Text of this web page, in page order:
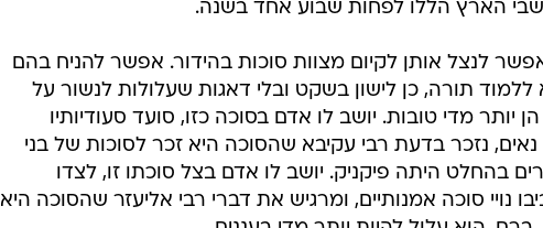
הארץ הללו לפחות שבוע אחד בשנה.
לנצל אותן לקיום מצוות סוכות בהידור. אפשר להניח בהם
ללמוד תורה, כן לישון בשקט ובלי דאגות שעלולות לנשור על
יותר מדי טובות. יושב לו אדם בסוכה כזו, סועד סעודיותיו
נאים, נזכר בדעת רבי עקיבא שהסוכה היא זכר לסוכות של בני
בהחלט היתה פיקניק. יושב לו אדם בצל סוכתו זו, לצדו
נויי סוכה אמנותיים, ומרגיש את דברי רבי אליעזר שהסוכה היא